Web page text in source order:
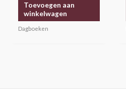
Toevoegen aan
winkelwagen
Dagboeken